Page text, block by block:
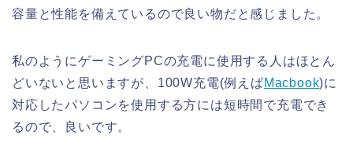
容量と性能を備えているので良い物だと感じました。
私のようにゲーミングPCの充電に使用する人はほとん
どいないと思いますが、100W充電(例えばMacbook)に
対応したパソコンを使用する方には短時間で充電でき
るので、良いです。